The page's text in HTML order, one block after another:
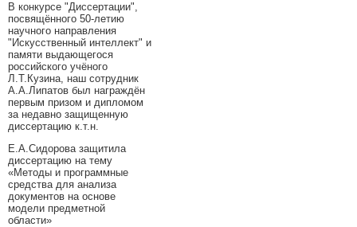
В конкурсе "Диссертации",
посвящённого 50-летию
научного направления
"Искусственный интеллект" и
памяти выдающегося
российского учёного
Л.Т.Кузина, наш сотрудник
А.А.Липатов был награждён
первым призом и дипломом
за недавно защищенную
диссертацию к.т.н.
Е.А.Сидорова защитила
диссертацию на тему
«Методы и программные
средства для анализа
документов на основе
модели предметной
области»